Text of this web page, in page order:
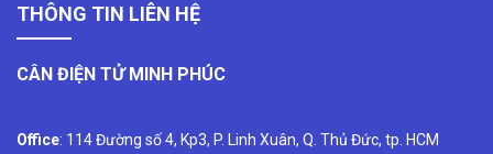
THÔNG TIN LIÊN HỆ
CÂN ĐIỆN TỬ MINH PHÚC
Office: 114 Đường số 4, Kp3, P. Linh Xuân, Q. Thủ Đức, tp. HCM